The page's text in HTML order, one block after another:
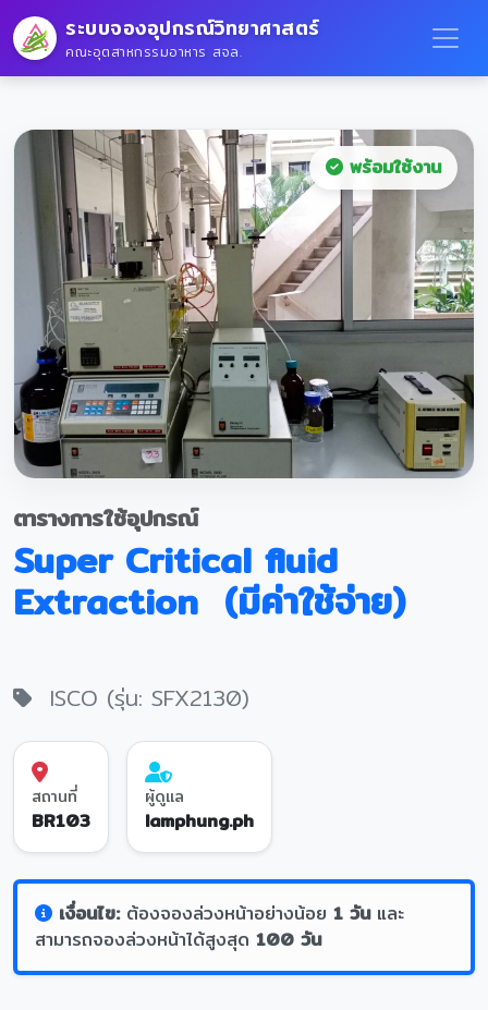
ระบบจองอุปกรณ์วิทยาศาสตร์
คณะอุตสาหกรรมอาหาร สจล.
พร้อมใช้งาน
ตารางการใช้อุปกรณ์
Super Critical fluid
Extraction (มีค่าใช้จ่าย)
ISCO (รุ่น: SFX2130)
สถานที่
BR103
ผู้ดูแล
lamphung.ph
เงื่อนไข:ต้องจองล่วงหน้าอย่างน้อย 1 วันและ
สามารถจองล่วงหน้าได้สูงสุด 100 วัน